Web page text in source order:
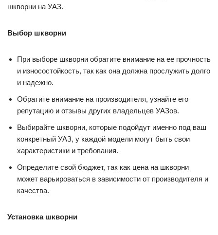
шкворни на УАЗ.
Выбор шкворни
При выборе шкворни обратите внимание на ее прочность
и износостойкость, так как она должна прослужить долго
и надежно.
Обратите внимание на производителя, узнайте его
репутацию и отзывы других владельцев УАЗов.
Выбирайте шкворни, которые подойдут именно под ваш
конкретный УАЗ, у каждой модели могут быть свои
характеристики и требования.
Определите свой бюджет, так как цена на шкворни
может варьироваться в зависимости от производителя и
качества.
Установка шкворни